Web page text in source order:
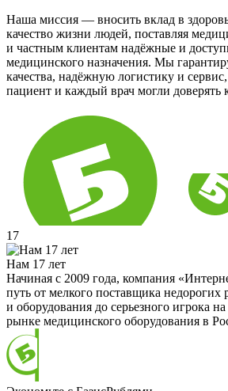
Наша миссия — вносить вклад в
качество жизни людей, поставляя
и частным клиентам надёжные и
медицинского назначения. Мы
качества, надёжную логистику и
пациент и каждый врач могли доверять
17
Нам 17 лет
Начиная с 2009 года, компания
путь от мелкого поставщика недорогих
и оборудования до серьезного игрока
рынке медицинского оборудования в